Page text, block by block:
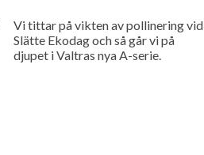
Vi tittar på vikten av pollinering vid
Slätte Ekodag och så går vi på
djupet i Valtras nya A-serie.